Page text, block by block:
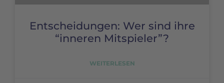
Entscheidungen: Wer sind ihre
“inneren Mitspieler”?
WEITERLESEN